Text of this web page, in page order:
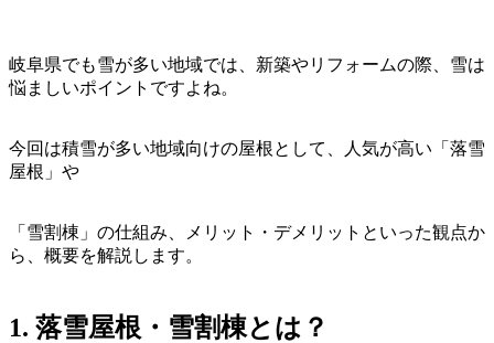
岐阜県でも雪が多い地域では、新築やリフォームの際、雪は
悩ましいポイントですよね。
今回は積雪が多い地域向けの屋根として、人気が高い「落雪
屋根」や
「雪割棟」の仕組み、メリット・デメリットといった観点か
ら、概要を解説します。
1. 落雪屋根・雪割棟とは？